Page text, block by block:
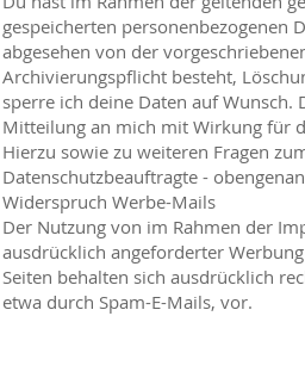
gespeicherten personenbezogenen
abgesehen von der
Archivierungspflicht besteht,
sperre ich deine Daten auf
Mitteilung an mich mit Wirkung für
Hierzu sowie zu weiteren Fragen
Datenschutzbeauftragte -
Widerspruch Werbe-Mails
Der Nutzung von im Rahmen der
ausdrücklich angeforderter
Seiten behalten sich ausdrücklich
etwa durch Spam-E-Mails, vor.